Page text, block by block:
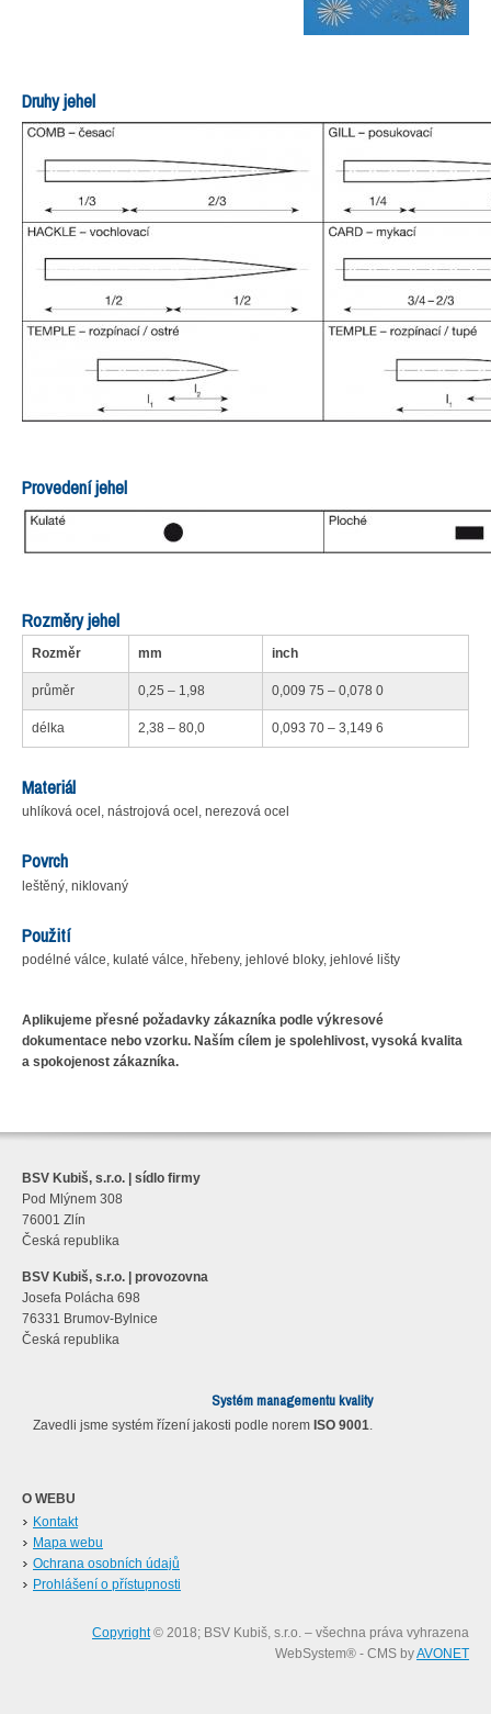
Druhy jehel
Provedení jehel
Rozměry jehel
Rozměr mm inch
průměr 0,25 – 1,98 0,009 75 – 0,078 0
délka 2,38 – 80,0 0,093 70 – 3,149 6
Materiál
uhlíková ocel, nástrojová ocel, nerezová ocel
Povrch
leštěný, niklovaný
Použití
podélné válce, kulaté válce, hřebeny, jehlové bloky, jehlové lišty
Aplikujeme přesné požadavky zákazníka podle výkresové
dokumentace nebo vzorku. Naším cílem je spolehlivost, vysoká kvalita
a spokojenost zákazníka.
BSV Kubiš, s.r.o. | sídlo firmy
Pod Mlýnem 308
76001 Zlín
Česká republika
BSV Kubiš, s.r.o. | provozovna
Josefa Polácha 698
76331 Brumov-Bylnice
Česká republika
Systém managementu kvality
Zavedli jsme systém řízení jakosti podle norem ISO 9001.
O WEBU
Kontakt
Mapa webu
Ochrana osobních údajů
Prohlášení o přístupnosti
Copyright© 2018; BSV Kubiš, s.r.o. – všechna práva vyhrazena
WebSystem® - CMS byAVONET